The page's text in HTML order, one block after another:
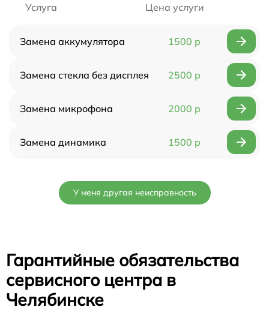
Услуга Цена услуги
Замена аккумулятора 1500 р
Замена стекла без дисплея 2500 р
Замена микрофона 2000 р
Замена динамика 1500 р
У меня другая неисправность
Гарантийные обязательства
сервисного центра в
Челябинске